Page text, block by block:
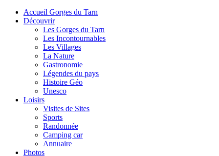
Accueil Gorges du Tarn
Découvrir
Les Gorges du Tarn
Les Incontournables
Les Villages
La Nature
Gastronomie
Légendes du pays
Histoire Géo
Unesco
Loisirs
Visites de Sites
Sports
Randonnée
Camping car
Annuaire
Photos